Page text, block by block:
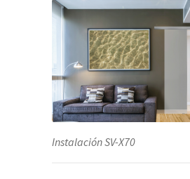
Instalación SV-X70